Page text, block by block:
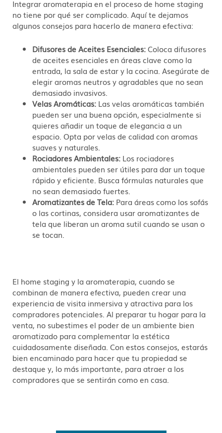
Integrar aromaterapia en el proceso de home staging
no tiene por qué ser complicado. Aquí te dejamos
algunos consejos para hacerlo de manera efectiva:
Difusores de Aceites Esenciales:Coloca difusores
de aceites esenciales en áreas clave como la
entrada, la sala de estar y la cocina. Asegúrate de
elegir aromas neutros y agradables que no sean
demasiado invasivos.
Velas Aromáticas: Las velas aromáticas también
pueden ser una buena opción, especialmente si
quieres añadir un toque de elegancia a un
espacio. Opta por velas de calidad con aromas
suaves y naturales.
Rociadores Ambientales: Los rociadores
ambientales pueden ser útiles para dar un toque
rápido y eficiente. Busca fórmulas naturales que
no sean demasiado fuertes.
Aromatizantes de Tela: Para áreas como los sofás
o las cortinas, considera usar aromatizantes de
tela que liberan un aroma sutil cuando se usan o
se tocan.
El home staging y la aromaterapia, cuando se
combinan de manera efectiva, pueden crear una
experiencia de visita inmersiva y atractiva para los
compradores potenciales. Al preparar tu hogar para la
venta, no subestimes el poder de un ambiente bien
aromatizado para complementar la estética
cuidadosamente diseñada. Con estos consejos, estarás
bien encaminado para hacer que tu propiedad se
destaque y, lo más importante, para atraer a los
compradores que se sentirán como en casa.